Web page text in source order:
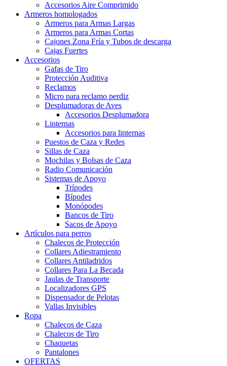
Accesorios Aire Comprimido
Armeros homologados
Armeros para Armas Largas
Armeros para Armas Cortas
Cajones Zona Fría y Tubos de descarga
Cajas Fuertes
Accesorios
Gafas de Tiro
Protección Auditiva
Reclamos
Micro para reclamo perdiz
Desplumadoras de Aves
Accesorios Desplumadora
Linternas
Accesorios para linternas
Puestos de Caza y Redes
Sillas de Caza
Mochilas y Bolsas de Caza
Radio Comunicación
Sistemas de Apoyo
Trípodes
Bípodes
Monópodes
Bancos de Tiro
Sacos de Apoyo
Artículos para perros
Chalecos de Protección
Collares Adiestramiento
Collares Antiladridos
Collares Para La Becada
Jaulas de Transporte
Localizadores GPS
Dispensador de Pelotas
Vallas Invisibles
Ropa
Chalecos de Caza
Chalecos de Tiro
Chaquetas
Pantalones
OFERTAS